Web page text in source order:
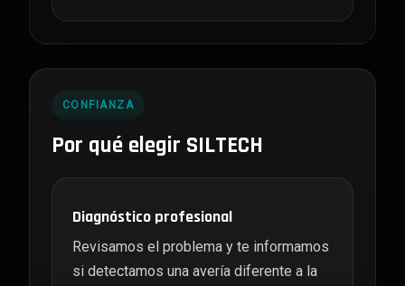
CONFIANZA
Por qué elegir SILTECH
Diagnóstico profesional
Revisamos el problema y te informamos
si detectamos una avería diferente a la